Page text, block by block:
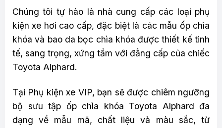
Chúng tôi tự hào là nhà cung cấp các loại phụ
kiện xe hơi cao cấp, đặc biệt là các mẫu ốp chìa
khóa và bao da bọc chìa khóa được thiết kế tinh
tế, sang trọng, xứng tầm với đẳng cấp của chiếc
Toyota Alphard.
Tại Phụ kiện xe VIP, bạn sẽ được chiêm ngưỡng
bộ sưu tập ốp chìa khóa Toyota Alphard đa
dạng về mẫu mã, chất liệu và màu sắc, từ